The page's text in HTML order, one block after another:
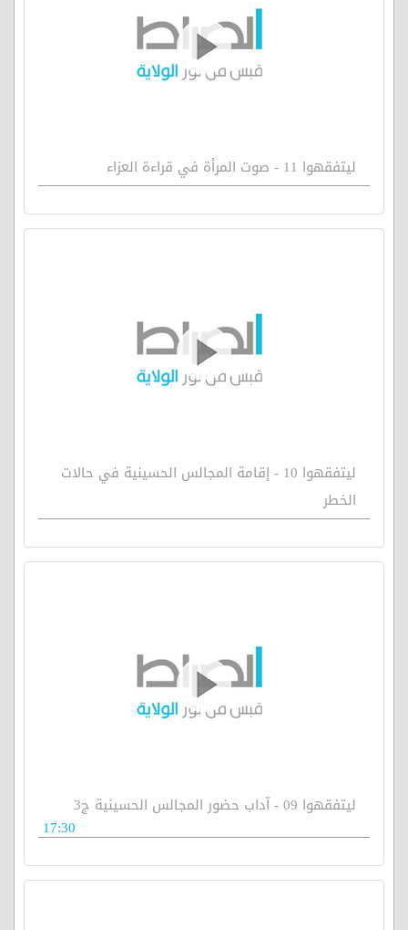
ليتفقهوا 11 - صوت المرأة في قراءة العزاء
ليتفقهوا 10 - إقامة المجالس الحسينية في حالات
الخطر
ليتفقهوا 09 - آداب حضور المجالس الحسينية ج3
17:30